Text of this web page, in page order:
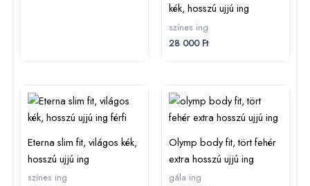
kék, hosszú ujjú ing
színes ing
28 000Ft
Eterna slim fit, világos kék,
hosszú ujjú ing
színes ing
Olymp body fit, tört fehér
extra hosszú ujjú ing
gála ing